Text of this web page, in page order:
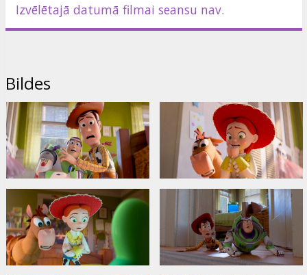
Izvēlētajā datumā filmai seansu nav.
Bildes